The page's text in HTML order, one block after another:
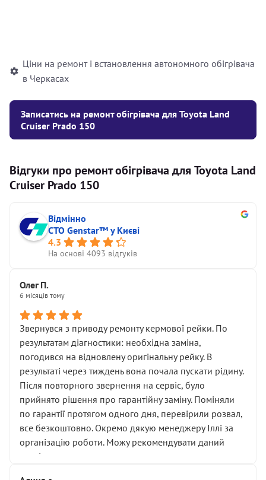
Ціни на ремонт і встановлення автономного обігрівача
в Черкасах
Записатись на ремонт обігрівача для Toyota Land
Cruiser Prado 150
Відгуки про ремонт обігрівача для Toyota Land
Cruiser Prado 150
Відмінно
СТО Genstar™ у Києві
4.3
На основі 4093 відгуків
Олег П.
6 місяців тому
Звернувся з приводу ремонту кермової рейки. По
результатам діагностики: необхідна заміна,
погодився на відновлену оригінальну рейку. В
результаті через тиждень вона почала пускати рідину.
Після повторного звернення на сервіс, було
прийнято рішення про гарантійну заміну. Поміняли
по гарантії протягом одного дня, перевірили розвал,
все безкоштовно. Окремо дякую менеджеру Іллі за
організацію роботи. Можу рекомендувати даний
сервіс.